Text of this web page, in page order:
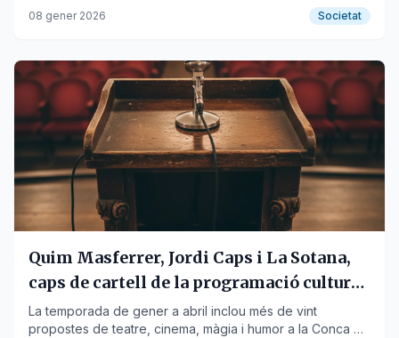
euros.
08 gener 2026 Societat
Quim Masferrer, Jordi Caps i La Sotana,
caps de cartell de la programació cultural
de l'Espluga 2026
La temporada de gener a abril inclou més de vint
propostes de teatre, cinema, màgia i humor a la Conca de